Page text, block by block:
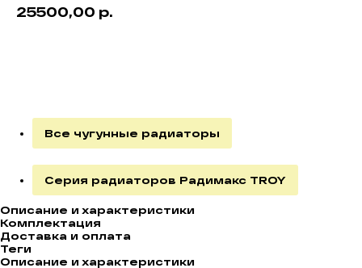
25500,00 р.
Все чугунные радиаторы
Серия радиаторов Радимакс TROY
Описание и характеристики
Комплектация
Доставка и оплата
Теги
Описание и характеристики